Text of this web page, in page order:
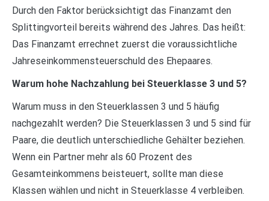
Durch den Faktor berücksichtigt das Finanzamt den
Splittingvorteil bereits während des Jahres. Das heißt:
Das Finanzamt errechnet zuerst die voraussichtliche
Jahreseinkommensteuerschuld des Ehepaares.
Warum hohe Nachzahlung bei Steuerklasse 3 und 5?
Warum muss in den Steuerklassen 3 und 5 häufig
nachgezahlt werden? Die Steuerklassen 3 und 5 sind für
Paare, die deutlich unterschiedliche Gehälter beziehen.
Wenn ein Partner mehr als 60 Prozent des
Gesamteinkommens beisteuert, sollte man diese
Klassen wählen und nicht in Steuerklasse 4 verbleiben.